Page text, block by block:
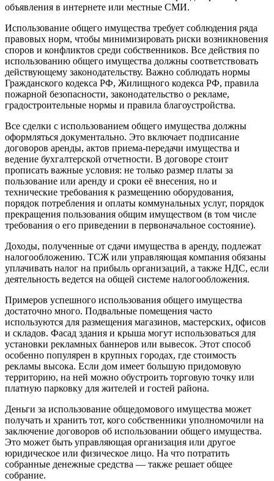
объявления в интернете или местные СМИ.
Использование общего имущества требует соблюдения ряда
правовых норм, чтобы минимизировать риски возникновения
споров и конфликтов среди собственников. Все действия по
использованию общего имущества должны соответствовать
действующему законодательству. Важно соблюдать нормы
Гражданского кодекса РФ, Жилищного кодекса РФ, правила
пожарной безопасности, законодательство о рекламе,
градостроительные нормы и правила благоустройства.
Все сделки с использованием общего имущества должны
оформляться документально. Это включает подписание
договоров аренды, актов приема-передачи имущества и
ведение бухгалтерской отчетности. В договоре стоит
прописать важные условия: не только размер платы за
пользование или аренду и сроки её внесения, но и
технические требования к размещению оборудования,
порядок потребления и оплаты коммунальных услуг, порядок
прекращения пользования общим имуществом (в том числе
требования о его приведении в первоначальное состояние).
Доходы, полученные от сдачи имущества в аренду, подлежат
налогообложению. ТСЖ или управляющая компания обязаны
уплачивать налог на прибыль организаций, а также НДС, если
деятельность ведется на общей системе налогообложения.
Примеров успешного использования общего имущества
достаточно много. Подвальные помещения часто
используются для размещения магазинов, мастерских, офисов
и складов. Фасад здания и крыша могут использоваться для
установки рекламных баннеров или вывесок. Этот способ
особенно популярен в крупных городах, где стоимость
рекламы высока. Если дом имеет большую придомовую
территорию, на ней можно обустроить торговую точку или
платную парковку для жителей и гостей района.
Деньги за использование общедомового имущества может
получать и хранить тот, кого собственники уполномочили на
заключение договоров об использовании общего имущества.
Это может быть управляющая организация или другое
юридическое или физическое лицо. На что потратить
собранные денежные средства — также решает общее
собрание.